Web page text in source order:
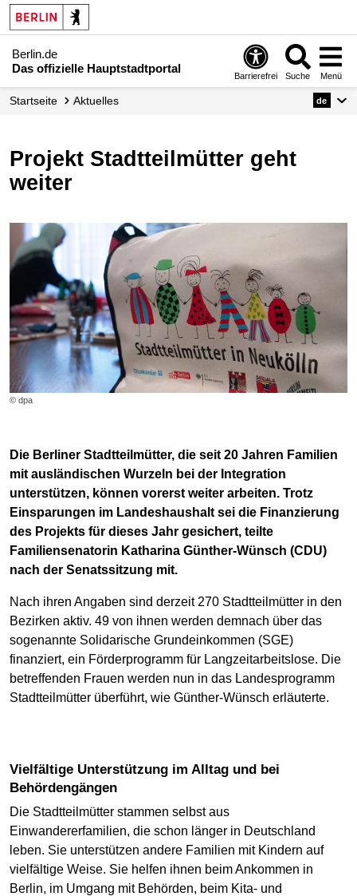
Berlin.de
Das offizielle Hauptstadtportal
Barrierefrei Suche Menü
Startseite Aktuelles de
Projekt Stadtteilmütter geht
weiter
© dpa
Die Berliner Stadtteilmütter, die seit 20 Jahren Familien
mit ausländischen Wurzeln bei der Integration
unterstützen, können vorerst weiter arbeiten. Trotz
Einsparungen im Landeshaushalt sei die Finanzierung
des Projekts für dieses Jahr gesichert, teilte
Familiensenatorin Katharina Günther-Wünsch (CDU)
nach der Senatssitzung mit.
Nach ihren Angaben sind derzeit 270 Stadtteilmütter in den
Bezirken aktiv. 49 von ihnen werden demnach über das
sogenannte Solidarische Grundeinkommen (SGE)
finanziert, ein Förderprogramm für Langzeitarbeitslose. Die
betreffenden Frauen werden nun in das Landesprogramm
Stadtteilmütter überführt, wie Günther-Wünsch erläuterte.
Vielfältige Unterstützung im Alltag und bei
Behördengängen
Die Stadtteilmütter stammen selbst aus
Einwandererfamilien, die schon länger in Deutschland
leben. Sie unterstützen andere Familien mit Kindern auf
vielfältige Weise. Sie helfen ihnen beim Ankommen in
Berlin, im Umgang mit Behörden, beim Kita- und